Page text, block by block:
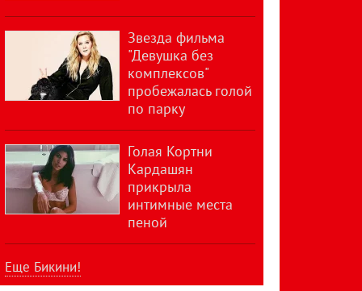
Звезда фильма
"Девушка без
комплексов"
пробежалась голой
по парку
Голая Кортни
Кардашян
прикрыла
интимные места
пеной
Еще Бикини!